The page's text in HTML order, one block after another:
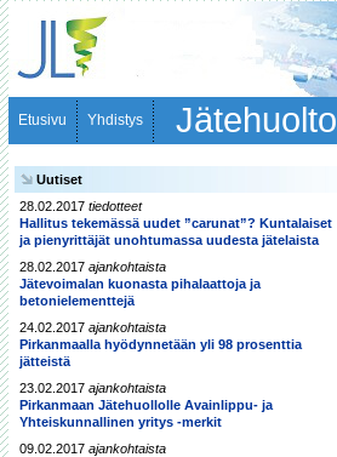
Etusivu Yhdistys Jätehuolto
Uutiset
28.02.2017 tiedotteet
Hallitus tekemässä uudet ”carunat”? Kuntalaiset
ja pienyrittäjät unohtumassa uudesta jätelaista
28.02.2017 ajankohtaista
Jätevoimalan kuonasta pihalaattoja ja
betonielementtejä
24.02.2017 ajankohtaista
Pirkanmaalla hyödynnetään yli 98 prosenttia
jätteistä
23.02.2017 ajankohtaista
Pirkanmaan Jätehuollolle Avainlippu- ja
Yhteiskunnallinen yritys -merkit
09.02.2017 ajankohtaista